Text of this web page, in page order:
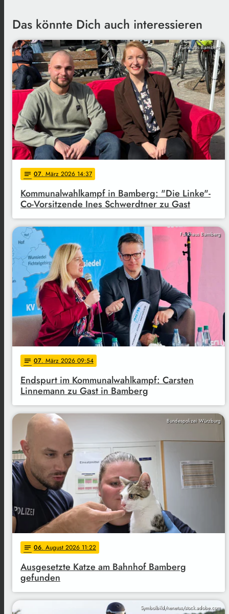
Das könnte Dich auch interessieren
Funkhaus Bamberg
notes 07. März 2026 14:37
Kommunalwahlkampf in Bamberg: "Die Linke"-
Co-Vorsitzende Ines Schwerdtner zu Gast
Funkhaus Bamberg
notes 07. März 2026 09:54
Endspurt im Kommunalwahlkampf: Carsten
Linnemann zu Gast in Bamberg
Bundespolizei Würzburg
notes 06. August 2026 11:22
Ausgesetzte Katze am Bahnhof Bamberg
gefunden
Symbolbild/nenetus/stock.adobe.com